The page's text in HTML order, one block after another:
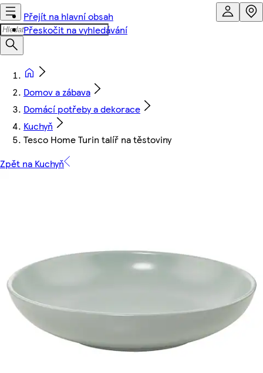
Přejít na hlavní obsah
Přeskočit na vyhledávání
Domov a zábava
Domácí potřeby a dekorace
Kuchyň
Tesco Home Turin talíř na těstoviny
Zpět na Kuchyň